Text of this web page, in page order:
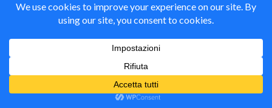
mio tempo, ritorno sul progetto e riprovo prima di
cercare nel web la soluzione.
Detto questo, puoi scrivermi tutte le volte che lo
desideri, io cercò di aiutarti quando posso e come posso,
poi sei sempre gentile ad avvisarmi quando risolvi.